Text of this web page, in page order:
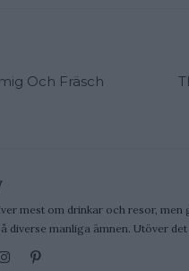
Och Fräsch
mest om drinkar och resor,
diverse manliga ämnen. Utöver